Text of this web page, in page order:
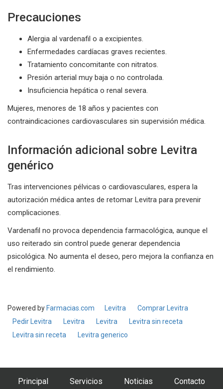
Precauciones
Alergia al vardenafil o a excipientes.
Enfermedades cardíacas graves recientes.
Tratamiento concomitante con nitratos.
Presión arterial muy baja o no controlada.
Insuficiencia hepática o renal severa.
Mujeres, menores de 18 años y pacientes con
contraindicaciones cardiovasculares sin supervisión médica.
Información adicional sobre Levitra
genérico
Tras intervenciones pélvicas o cardiovasculares, espera la
autorización médica antes de retomar Levitra para prevenir
complicaciones.
Vardenafil no provoca dependencia farmacológica, aunque el
uso reiterado sin control puede generar dependencia
psicológica. No aumenta el deseo, pero mejora la confianza en
el rendimiento.
Powered by Farmacias.com Levitra
Comprar Levitra
Pedir Levitra
Levitra Levitra
Levitra sin receta
Levitra sin receta
Levitra generico
Principal Servicios Noticias
Contacto